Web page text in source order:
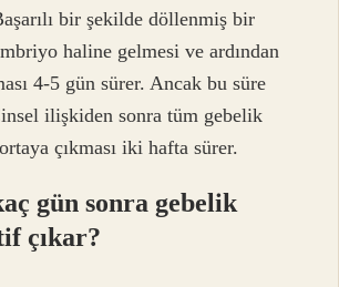
bir şekilde döllenmiş bir
haline gelmesi ve ardından
4-5 gün sürer. Ancak bu süre
ilişkiden sonra tüm gebelik
çıkması iki hafta sürer.
gün sonra gebelik
çıkar?